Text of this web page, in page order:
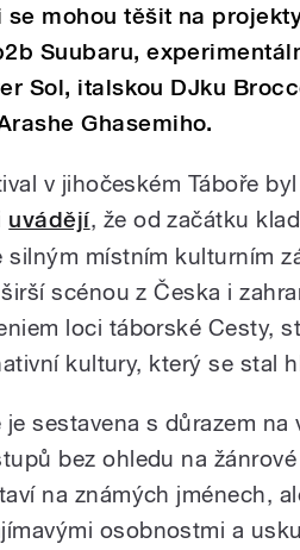
se mohou těšit na
Suubaru,
Sol, italskou DJku
Ghasemiho.
v jihočeském Táboře
uvádějí, že od začátku
silným místním kulturním
scénou z Česka i
loci táborské Cesty,
kultury, který se stal
je sestavena s důrazem
bez ohledu na
na známých jménech,
osobnostmi a